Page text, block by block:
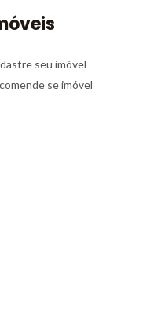
seu imóvel
se imóvel